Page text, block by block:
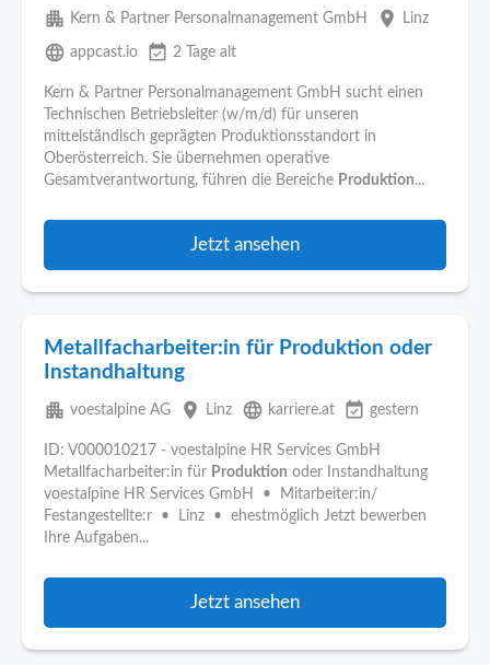
apartment Kern & Partner Personalmanagement GmbH place Linz
language appcast.io event_available 2 Tage alt
Kern & Partner Personalmanagement GmbH sucht einen
Technischen Betriebsleiter (w/m/d) für unseren
mittelständisch geprägten Produktionsstandort in
Oberösterreich. Sie übernehmen operative
Gesamtverantwortung, führen die Bereiche Produktion...
Jetzt ansehen
Metallfacharbeiter:in für Produktion oder
Instandhaltung
apartment voestalpine AG place Linz language karriere.at event_available gestern
ID: V000010217 - voestalpine HR Services GmbH
Metallfacharbeiter:in für Produktion oder Instandhaltung
voestalpine HR Services GmbH • Mitarbeiter:in/
Festangestellte:r • Linz • ehestmöglich Jetzt bewerben
Ihre Aufgaben...
Jetzt ansehen